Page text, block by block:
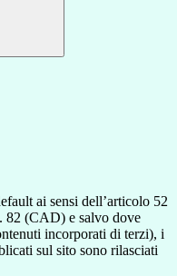
ai sensi dell’articolo 52
82 (CAD) e salvo dove
incorporati di terzi), i
sul sito sono rilasciati